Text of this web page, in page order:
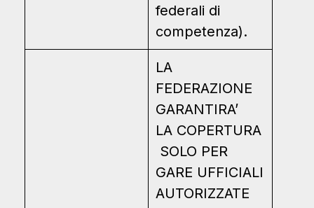
federali di
competenza).
LA
FEDERAZIONE
GARANTIRA’
LA COPERTURA
SOLO PER
GARE UFFICIALI
AUTORIZZATE